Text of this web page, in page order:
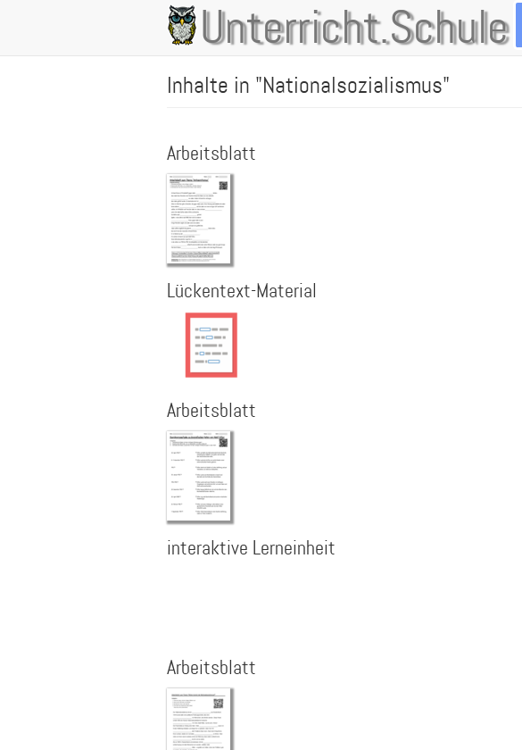
Unterricht.Schule
Main
navigation
Inhalte in "Nationalsozialismus"
Arbeitsblatt
Lückentext-Material
Arbeitsblatt
interaktive Lerneinheit
Arbeitsblatt